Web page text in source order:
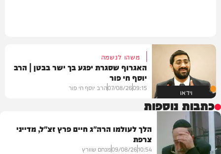
וידאו
משהו לנשמה
האגרוף שסגרת יפגע בך ישר בבטן | הרב
יוסף חי פור
09:15
07/08/26הרב יוסף חי פור
כתבות נוספות
הלך לעולמו הרה"ג חיים פרץ זצ"ל, מדייני
צרפת
10:54
09/08/26מנחם שוורץ